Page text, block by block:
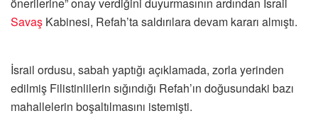
Savaş Kabinesi, Refah’ta saldırılara devam kararı almıştı.
İsrail ordusu, sabah yaptığı açıklamada, zorla yerinden
edilmiş Filistinlilerin sığındığı Refah’ın doğusundaki bazı
mahallelerin boşaltılmasını istemişti.